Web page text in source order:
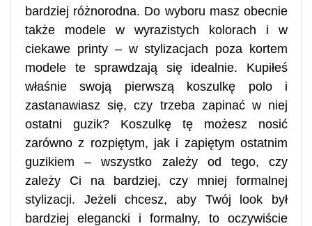
bardziej różnorodna. Do wyboru masz obecnie
także modele w wyrazistych kolorach i w
ciekawe printy – w stylizacjach poza kortem
modele te sprawdzają się idealnie. Kupiłeś
właśnie swoją pierwszą koszulkę polo i
zastanawiasz się, czy trzeba zapinać w niej
ostatni guzik? Koszulkę tę możesz nosić
zarówno z rozpiętym, jak i zapiętym ostatnim
guzikiem – wszystko zależy od tego, czy
zależy Ci na bardziej, czy mniej formalnej
stylizacji. Jeżeli chcesz, aby Twój look był
bardziej elegancki i formalny, to oczywiście